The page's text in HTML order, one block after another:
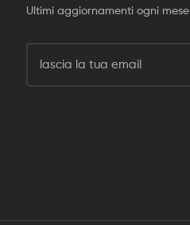
Ultimi aggiornamenti ogni mese